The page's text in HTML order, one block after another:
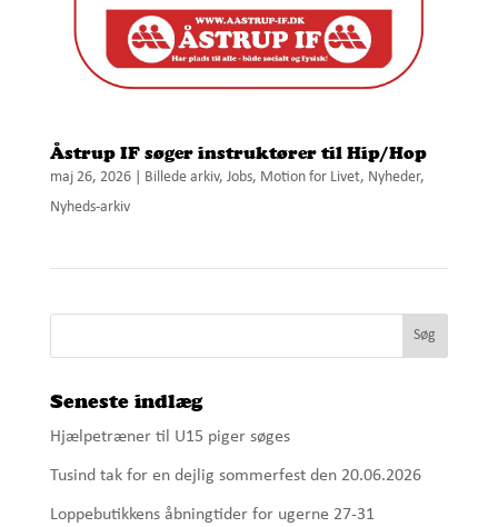
Åstrup IF søger instruktører til Hip/Hop
maj 26, 2026| Billede arkiv, Jobs, Motion for Livet, Nyheder,
Nyheds-arkiv
Seneste indlæg
Hjælpetræner til U15 piger søges
Tusind tak for en dejlig sommerfest den 20.06.2026
Loppebutikkens åbningtider for ugerne 27-31